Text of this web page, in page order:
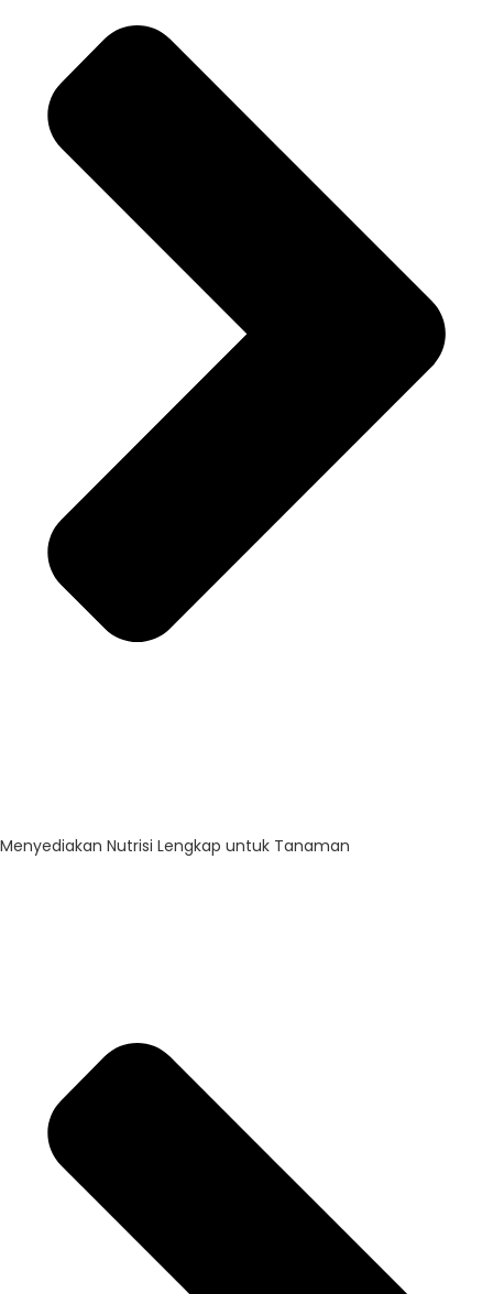
Menyediakan Nutrisi Lengkap untuk Tanaman